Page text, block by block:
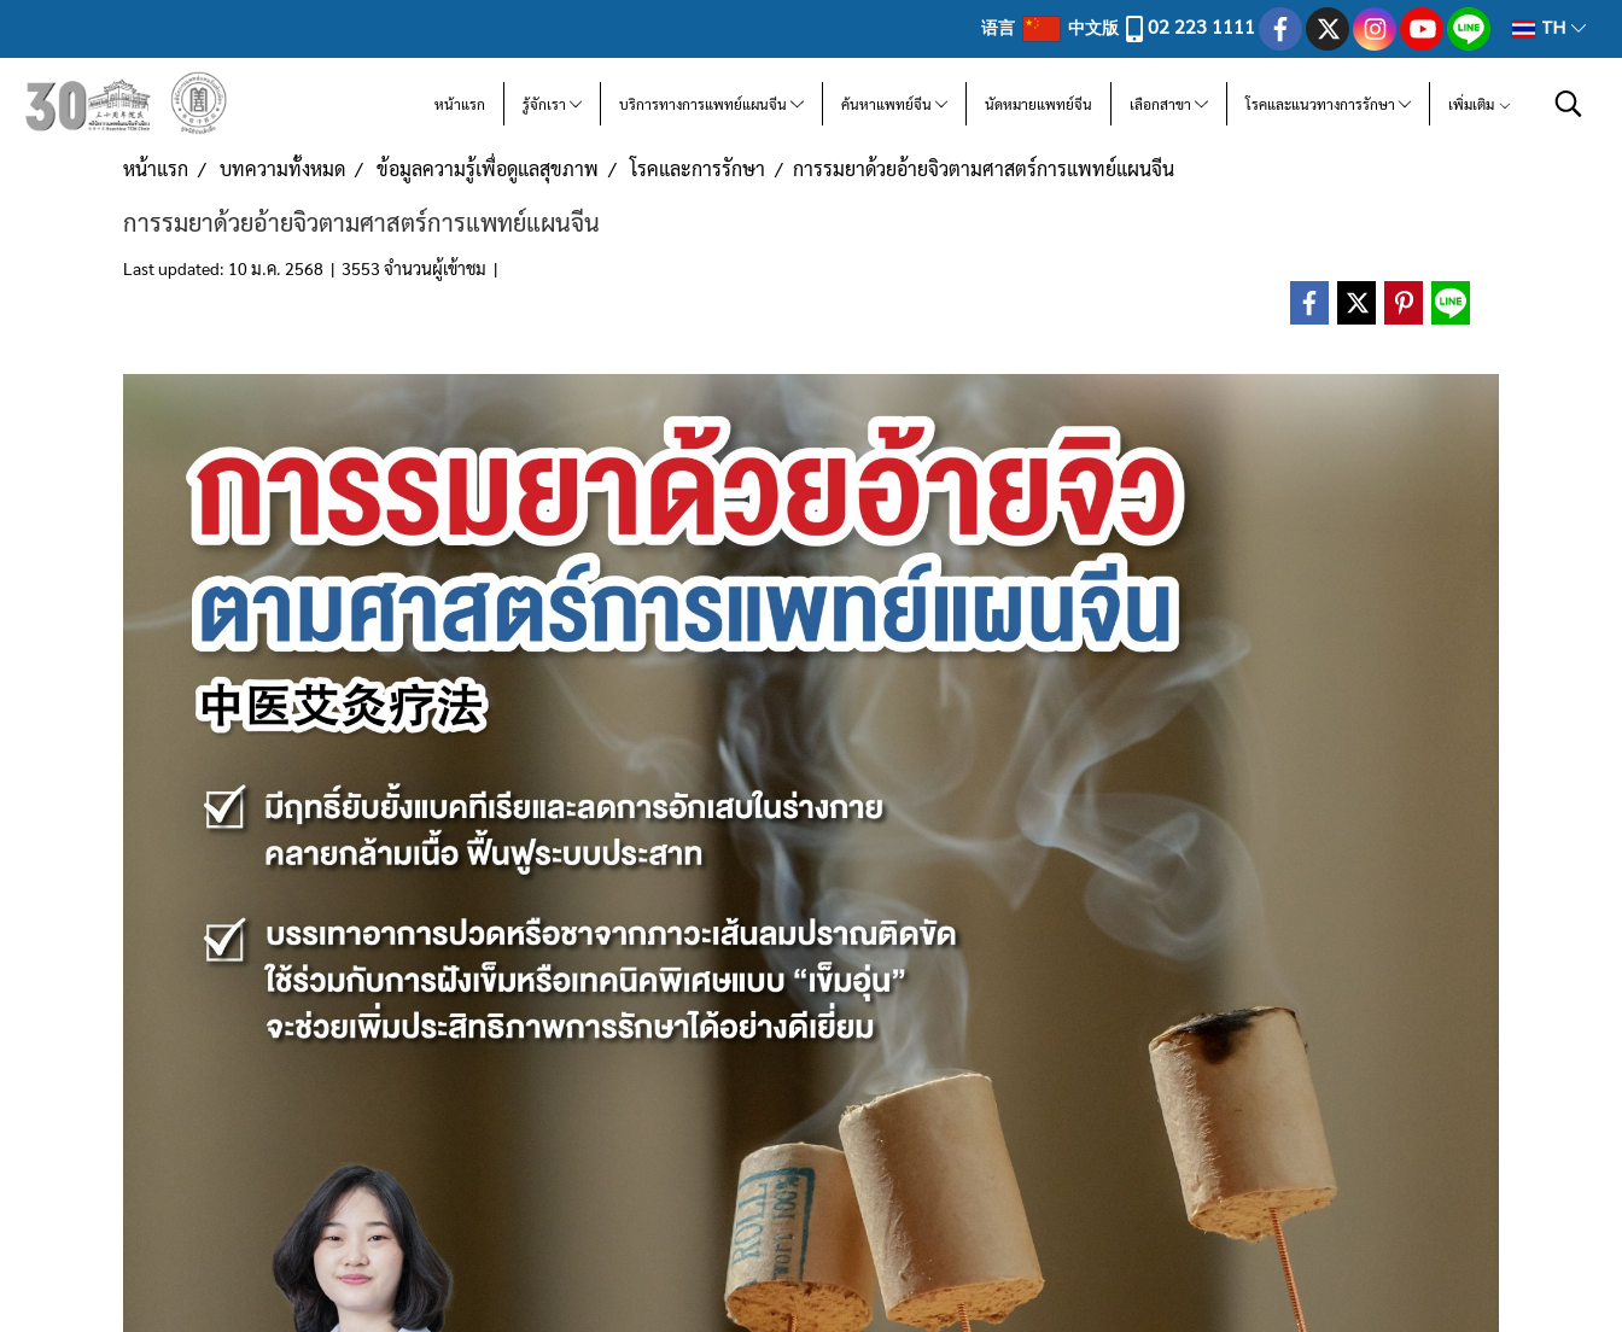
语言 中文版 02 223 1111 TH
หน้าแรก รู้จักเรา บริการทางการแพทย์แผนจีน ค้นหาแพทย์จีน นัดหมายแพทย์จีน เลือกสาขา โรคและแนวทางการรักษา เพิ่มเติม
หน้าแรก บทความทั้งหมด ข้อมูลความรู้เพื่อดูแลสุขภาพ โรคและการรักษา ​​การรมยาด้วยอ้ายจิวตามศาสตร์การแพทย์แผนจีน
​​การรมยาด้วยอ้ายจิวตามศาสตร์การแพทย์แผนจีน
Last updated: 10 ม.ค. 2568 | 3553 จำนวนผู้เข้าชม |